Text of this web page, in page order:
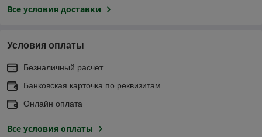
Все условия доставки
Условия оплаты
Безналичный расчет
Банковская карточка по реквизитам
Онлайн оплата
Все условия оплаты